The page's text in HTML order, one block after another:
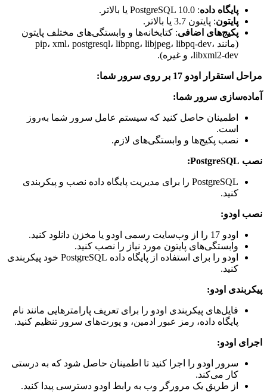
پایگاه داده: PostgreSQL 10.0 یا بالاتر.
پایتون: پایتون 3.7 یا بالاتر.
پکیج‌های اضافی: کتابخانه‌ها و وابستگی‌های مختلف پایتون
(مانند pip، xml، postgresql، libpng، libjpeg، libpq-dev،
libxml2-dev، و غیره).
مراحل استقرار اودو 17 بر روی سرور شما:
آماده‌سازی سرور شما:
اطمینان حاصل کنید که سیستم عامل سرور شما به‌روز
است.
نصب پکیج‌ها و وابستگی‌های لازم.
نصب PostgreSQL:
PostgreSQL را برای مدیریت پایگاه داده نصب و پیکربندی
کنید.
نصب اودو:
اودو 17 را از وب‌سایت رسمی اودو یا مخزن دانلود کنید.
وابستگی‌های پایتون مورد نیاز را نصب کنید.
اودو را برای استفاده از پایگاه داده PostgreSQL خود پیکربندی
کنید.
پیکربندی اودو:
فایل‌های پیکربندی اودو را برای تعریف پارامترهایی مانند نام
پایگاه داده، رمز عبور ادمین، و پورت‌های سرور تنظیم کنید.
اجرای اودو:
سرور اودو را اجرا کنید تا اطمینان حاصل شود که به درستی
کار می‌کند.
از طریق یک مرورگر وب به رابط اودو دسترسی پیدا کنید.